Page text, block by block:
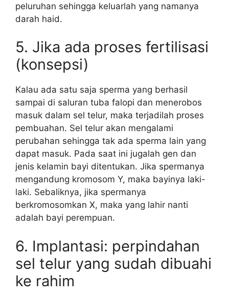
peluruhan sehingga keluarlah yang namanya
darah haid.
5. Jika ada proses fertilisasi
(konsepsi)
Kalau ada satu saja sperma yang berhasil
sampai di saluran tuba falopi dan menerobos
masuk dalam sel telur, maka terjadilah proses
pembuahan. Sel telur akan mengalami
perubahan sehingga tak ada sperma lain yang
dapat masuk. Pada saat ini jugalah gen dan
jenis kelamin bayi ditentukan. Jika spermanya
mengandung kromosom Y, maka bayinya laki-
laki. Sebaliknya, jika spermanya
berkromosomkan X, maka yang lahir nanti
adalah bayi perempuan.
6. Implantasi: perpindahan
sel telur yang sudah dibuahi
ke rahim